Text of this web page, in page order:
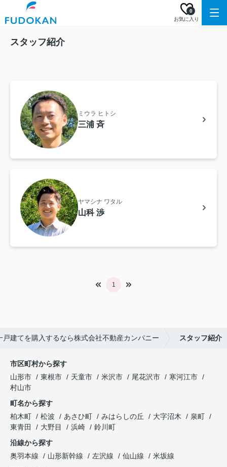
お気に入り
0
スタッフ紹介
ミウラ ヒトシ
三浦 斉
ヤマシナ ワタル
山科 渉
1
戸建てを購入するなら株式会社不動産カンパニー スタッフ紹介
市区町村から探す
山形市
東根市 天童市 米沢市 尾花沢市
寒河江市
村山市
町名から探す
柏木町
松波 あさひ町 みはらしの丘 大字沼木
泉町
東青田
大野目 浜崎
鈴川町
沿線から探す
奥羽本線
山形新幹線 左沢線 仙山線
米坂線